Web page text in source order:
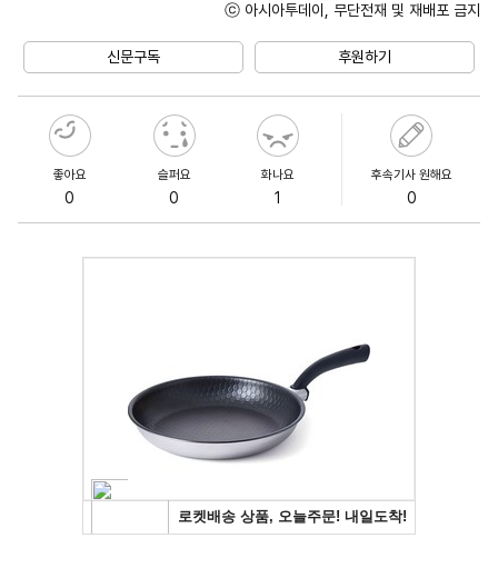
ⓒ 아시아투데이, 무단전재 및 재배포 금지
신문구독 후원하기
좋아요
0
슬퍼요
0
화나요
1
후속기사 원해요
0